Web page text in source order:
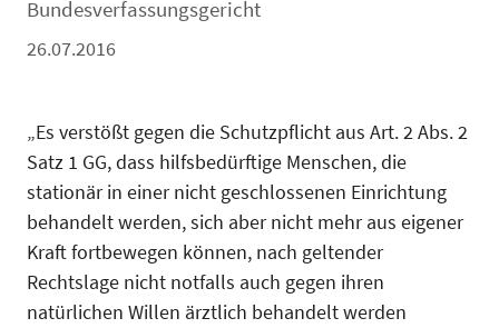
Bundesverfassungsgericht
26.07.2016
„Es verstößt gegen die Schutzpflicht aus Art. 2 Abs. 2
Satz 1 GG, dass hilfsbedürftige Menschen, die
stationär in einer nicht geschlossenen Einrichtung
behandelt werden, sich aber nicht mehr aus eigener
Kraft fortbewegen können, nach geltender
Rechtslage nicht notfalls auch gegen ihren
natürlichen Willen ärztlich behandelt werden